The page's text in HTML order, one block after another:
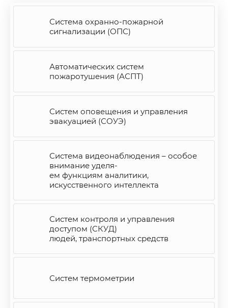
Система охранно-пожарной
сигнализации (ОПС)
Автоматических систем
пожаротушения (АСПТ)
Систем оповещения и управления
эвакуацией (СОУЭ)
Система видеонаблюдения – особое
внимание уделя-
ем функциям аналитики,
искусственного интеллекта
Систем контроля и управления
доступом (СКУД)
людей, транспортных средств
Систем термометрии